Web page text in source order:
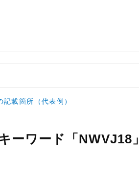
記載箇所（代表例）
ーワード「NWVJ18